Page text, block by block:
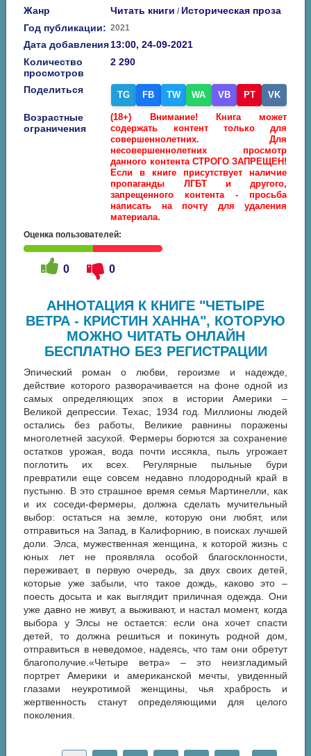
Жанр
Читать книги / Историческая проза
Год публикации: 2021
Дата добавления13:00, 24-09-2021
Количество
просмотров
2 290
Поделиться TG FB TW WA VB PT VK
Возрастные
ограничения
(18+) Внимание! Книга может
содержать контент только для
совершеннолетних. Для
несовершеннолетних просмотр
данного контента СТРОГО ЗАПРЕЩЕН!
Если в книге присутствует наличие
пропаганды ЛГБТ и другого,
запрещенного контента - просьба
написать на почту для удаления
материала.
Оценка пользователей:
0 0
АННОТАЦИЯ К КНИГЕ "ЧЕТЫРЕ
ВЕТРА - КРИСТИН ХАННА", КОТОРУЮ
МОЖНО ЧИТАТЬ ОНЛАЙН
БЕСПЛАТНО БЕЗ РЕГИСТРАЦИИ
Эпический роман о любви, героизме и надежде,
действие которого разворачивается на фоне одной из
самых определяющих эпох в истории Америки –
Великой депрессии. Техас, 1934 год. Миллионы людей
остались без работы, Великие равнины поражены
многолетней засухой. Фермеры борются за сохранение
остатков урожая, вода почти иссякла, пыль угрожает
поглотить их всех. Регулярные пыльные бури
превратили еще совсем недавно плодородный край в
пустыню. В это страшное время семья Мартинелли, как
и их соседи-фермеры, должна сделать мучительный
выбор: остаться на земле, которую они любят, или
отправиться на Запад, в Калифорнию, в поисках лучшей
доли. Элса, мужественная женщина, к которой жизнь с
юных лет не проявляла особой благосклонности,
переживает, в первую очередь, за двух своих детей,
которые уже забыли, что такое дождь, каково это –
поесть досыта и как выглядит приличная одежда. Они
уже давно не живут, а выживают, и настал момент, когда
выбора у Элсы не остается: если она хочет спасти
детей, то должна решиться и покинуть родной дом,
отправиться в неведомое, надеясь, что там они обретут
благополучие.«Четыре ветра» – это неизгладимый
портрет Америки и американской мечты, увиденный
глазами неукротимой женщины, чья храбрость и
жертвенность станут определяющими для целого
поколения.